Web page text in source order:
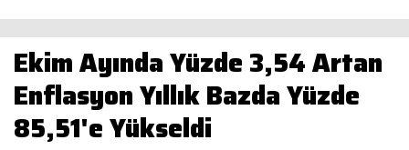
Ekim Ayında Yüzde 3,54 Artan
Enflasyon Yıllık Bazda Yüzde
85,51'e Yükseldi